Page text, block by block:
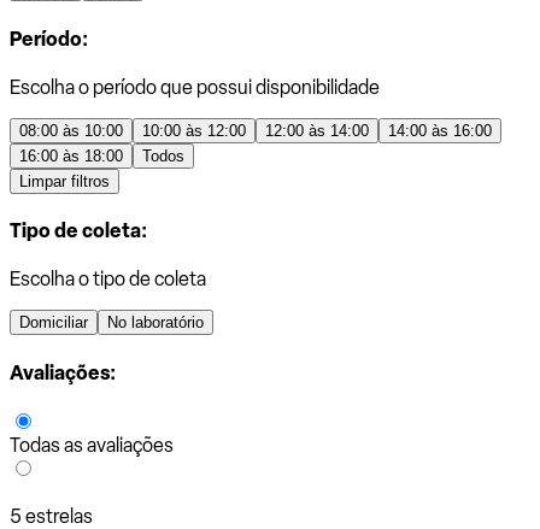
Período:
Escolha o período que possui disponibilidade
08:00 às 10:00 10:00 às 12:00 12:00 às 14:00
14:00 às 16:00
16:00 às 18:00
Todos
Limpar filtros
Tipo de coleta:
Escolha o tipo de coleta
Domiciliar No laboratório
Avaliações:
Todas as avaliações
5 estrelas